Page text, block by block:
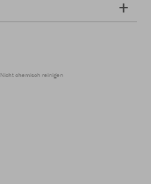
Nicht chemisch reinigen